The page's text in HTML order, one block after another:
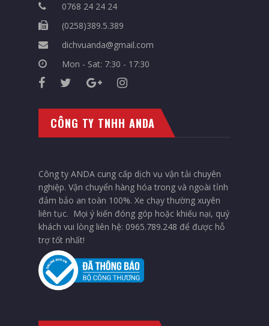
0768 24 24 24
(0258)389.5.389
dichvuanda@gmail.com
Mon - Sat: 7:30 - 17:30
CÔNG TY TNHH ANDA
Công ty ANDA cung cấp dịch vụ vận tải chuyên
nghiệp. Vận chuyển hàng hóa trong và ngoài tỉnh
đảm bảo an toàn 100%. Xe chạy thường xuyên
liên tục. Mọi ý kiến đóng góp hoặc khiếu nại, quý
khách vui lòng liên hệ: 0965.789.248 để được hỗ
trợ tốt nhất!